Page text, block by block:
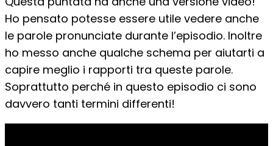
Ho pensato potesse essere utile vedere anche
le parole pronunciate durante l’episodio. Inoltre
ho messo anche qualche schema per aiutarti a
capire meglio i rapporti tra queste parole.
Soprattutto perché in questo episodio ci sono
davvero tanti termini differenti!